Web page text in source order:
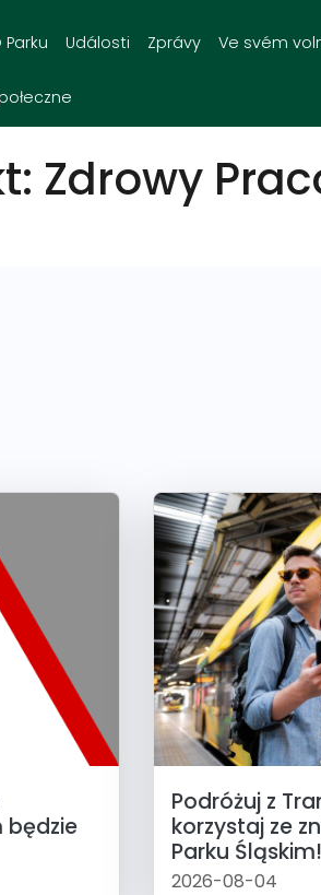
Parku Události Zprávy Ve svém
Zdrowy
będzie
Podróżuj z
korzystaj ze
Parku Śląskim!
2026-08-04